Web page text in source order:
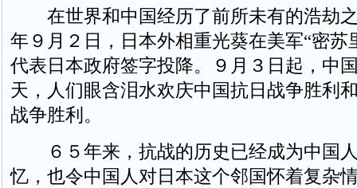
在世界和中国经历了前所未有的浩劫
年９月２日，日本外相重光葵在美军“密苏
代表日本政府签字投降。９月３日起，中
天，人们眼含泪水欢庆中国抗日战争胜利
战争胜利。
６５年来，抗战的历史已经成为中国
忆，也令中国人对日本这个邻国怀着复杂